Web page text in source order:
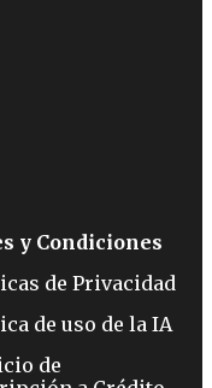
y Condiciones
de Privacidad
de uso de la IA
de